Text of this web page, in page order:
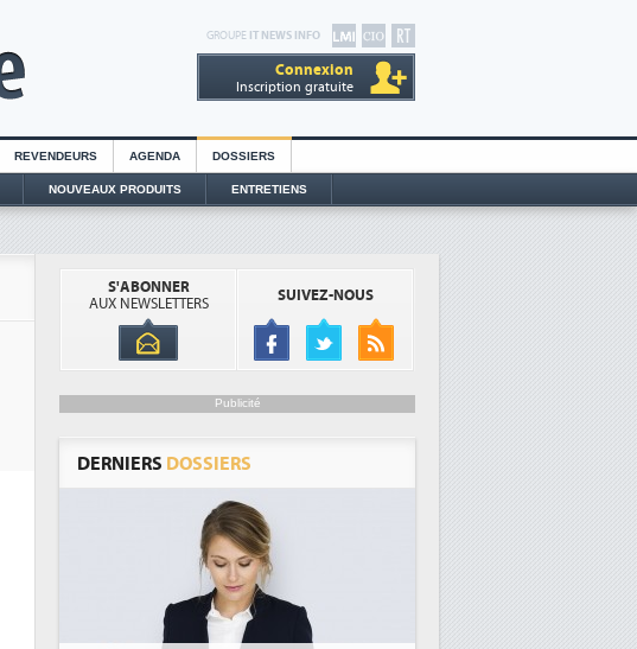
GROUPE IT NEWS INFO
Connexion
Inscription gratuite
REVENDEURS AGENDA DOSSIERS
NOUVEAUX PRODUITS ENTRETIENS
S'ABONNER
AUX NEWSLETTERS
SUIVEZ-NOUS
Publicité
DERNIERS DOSSIERS